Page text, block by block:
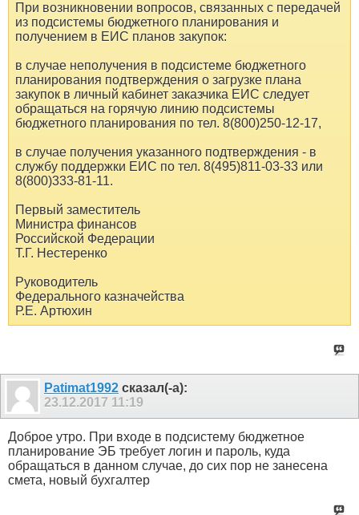
При возникновении вопросов, связанных с передачей
из подсистемы бюджетного планирования и
получением в ЕИС планов закупок:
в случае неполучения в подсистеме бюджетного
планирования подтверждения о загрузке плана
закупок в личный кабинет заказчика ЕИС следует
обращаться на горячую линию подсистемы
бюджетного планирования по тел. 8(800)250-12-17,
в случае получения указанного подтверждения - в
службу поддержки ЕИС по тел. 8(495)811-03-33 или
8(800)333-81-11.
Первый заместитель
Министра финансов
Российской Федерации
Т.Г. Нестеренко
Руководитель
Федерального казначейства
Р.Е. Артюхин
Patimat1992 сказал(-а):
23.12.2017 11:19
Доброе утро. При входе в подсистему бюджетное
планирование ЭБ требует логин и пароль, куда
обращаться в данном случае, до сих пор не занесена
смета, новый бухгалтер